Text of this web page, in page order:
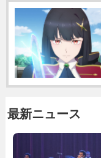
最新ニュース